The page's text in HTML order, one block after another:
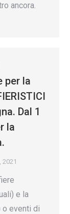
ancora.
per la
Dal 1
la
2021
e la
o eventi di